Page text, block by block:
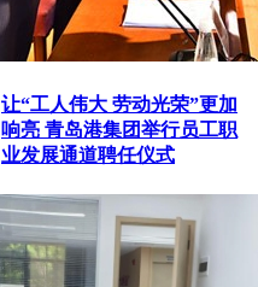
让“工人伟大 劳动光荣”更加
响亮 青岛港集团举行员工职
业发展通道聘任仪式